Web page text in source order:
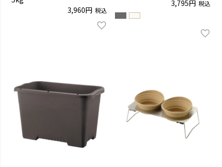
3,960
税込
3,795
税込